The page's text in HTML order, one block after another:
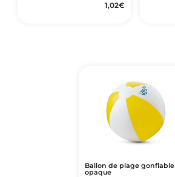
1,02€
Ballon de plage gonflable
opaque